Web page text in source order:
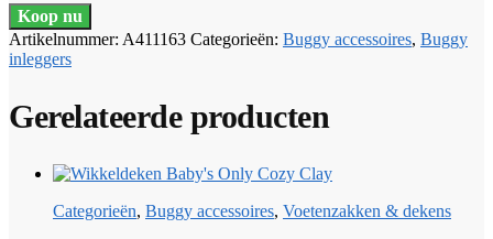
Koop nu
Artikelnummer: A411163 Categorieën: Buggy accessoires, Buggy
inleggers
Gerelateerde producten
Categorieën, Buggy accessoires, Voetenzakken & dekens